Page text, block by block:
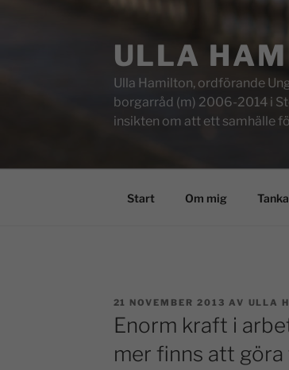
ULLA
Ulla Hamilton, ordförande
borgarråd (m) 2006-2014 i
insikten om att ett samhälle
Start Om mig
21 NOVEMBER 2013 AV ULLA
Enorm kraft i
mer finns att